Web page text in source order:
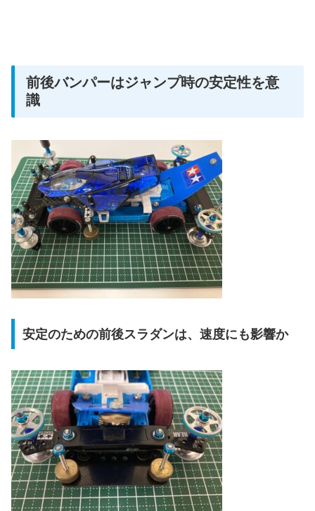
前後バンパーはジャンプ時の安定性を意
識
安定のための前後スラダンは、速度にも影響か